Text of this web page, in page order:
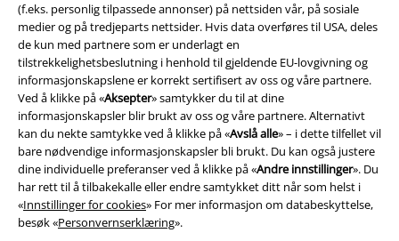
(f.eks. personlig tilpassede annonser) på nettsiden vår, på sosiale
medier og på tredjeparts nettsider. Hvis data overføres til USA, deles
de kun med partnere som er underlagt en
tilstrekkelighetsbeslutning i henhold til gjeldende EU-lovgivning og
informasjonskapslene er korrekt sertifisert av oss og våre partnere.
Ved å klikke på «Aksepter» samtykker du til at dine
informasjonskapsler blir brukt av oss og våre partnere. Alternativt
kan du nekte samtykke ved å klikke på «Avslå alle» – i dette tilfellet vil
bare nødvendige informasjonskapsler bli brukt. Du kan også justere
dine individuelle preferanser ved å klikke på «Andre innstillinger». Du
har rett til å tilbakekalle eller endre samtykket ditt når som helst i
«Innstillinger for cookies» For mer informasjon om databeskyttelse,
besøk «Personvernserklæring».
Juridisk informasjon/Vilkår
Vilkår
Impressum
Konfidensialitetserklæring
Avfallshåndtering og miljøbeskyttelse
Samsvarserklæring